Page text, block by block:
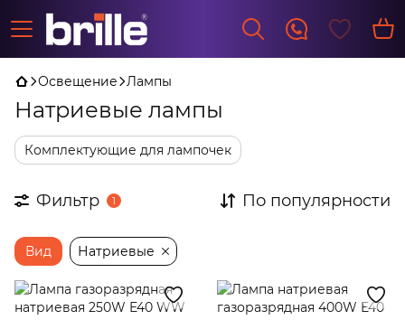
Освещение Лампы
Натриевые лампы
Комплектующие для лампочек
Фильтр 1 По популярности
Вид Натриевые